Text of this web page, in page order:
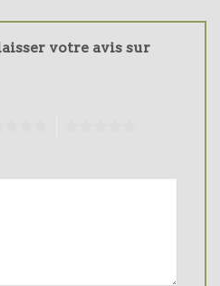
votre avis sur